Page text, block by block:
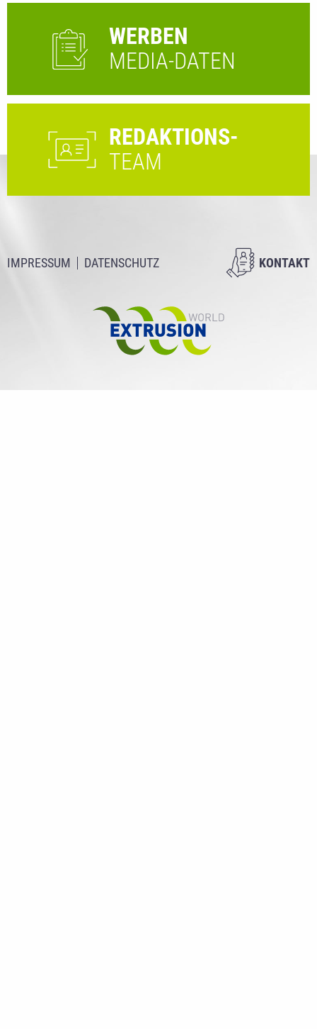
WERBEN
MEDIA-DATEN
REDAKTIONS-
TEAM
IMPRESSUM DATENSCHUTZ KONTAKT